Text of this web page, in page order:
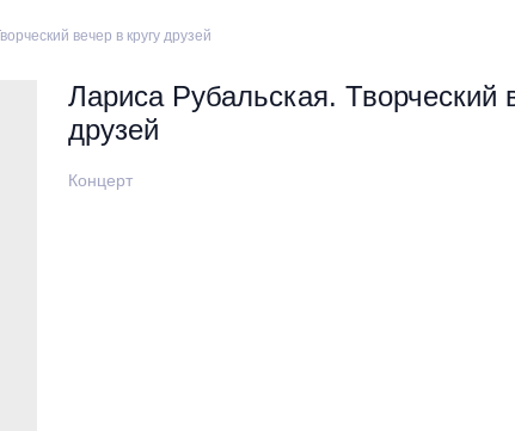
вечер в кругу друзей
Лариса Рубальская. Творческий
друзей
Концерт